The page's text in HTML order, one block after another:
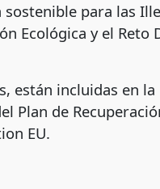
para las
Ecológica y el Reto
están incluidas en la
Plan de
EU.